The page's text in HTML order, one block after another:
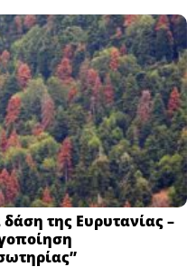
της Ευρυτανίας –